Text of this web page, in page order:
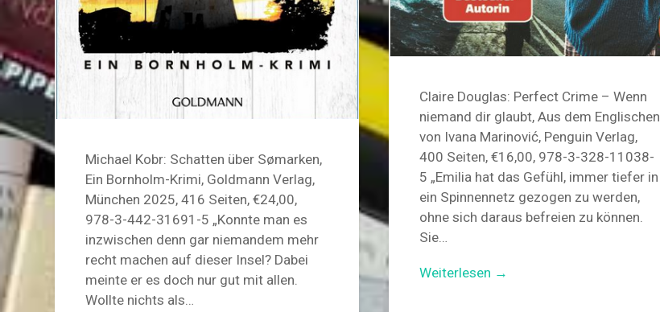
Claire Douglas: Perfect Crime – Wenn
niemand dir glaubt, Aus dem Englischen
von Ivana Marinović, Penguin Verlag,
400 Seiten, €16,00, 978-3-328-11038-
5 „Emilia hat das Gefühl, immer tiefer in
ein Spinnennetz gezogen zu werden,
ohne sich daraus befreien zu können.
Sie…
Weiterlesen →
Michael Kobr: Schatten über Sømarken,
Ein Bornholm-Krimi, Goldmann Verlag,
München 2025, 416 Seiten, €24,00,
978-3-442-31691-5 „Konnte man es
inzwischen denn gar niemandem mehr
recht machen auf dieser Insel? Dabei
meinte er es doch nur gut mit allen.
Wollte nichts als…